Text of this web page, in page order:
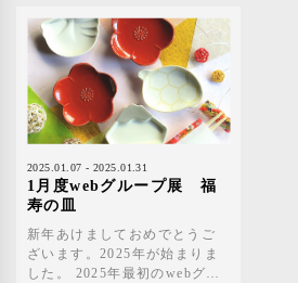
2025.01.07 - 2025.01.31
1月度webグループ展 福
寿の皿
新年あけましておめでとうご
ざいます。2025年が始まりま
した。 2025年最初のwebグル